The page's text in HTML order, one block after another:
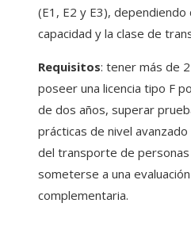
(E1, E2 y E3), dependiendo
capacidad y la clase de
Requisitos: tener más de
poseer una licencia tipo F
de dos años, superar
prácticas de nivel
del transporte de
someterse a una
complementaria.